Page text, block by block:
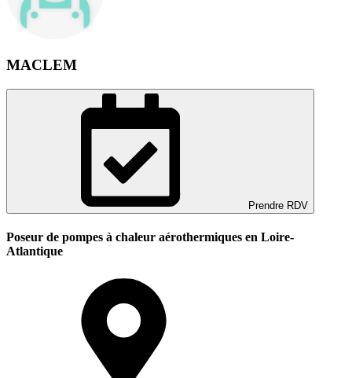
MACLEM
Prendre RDV
Poseur de pompes à chaleur aérothermiques en Loire-
Atlantique